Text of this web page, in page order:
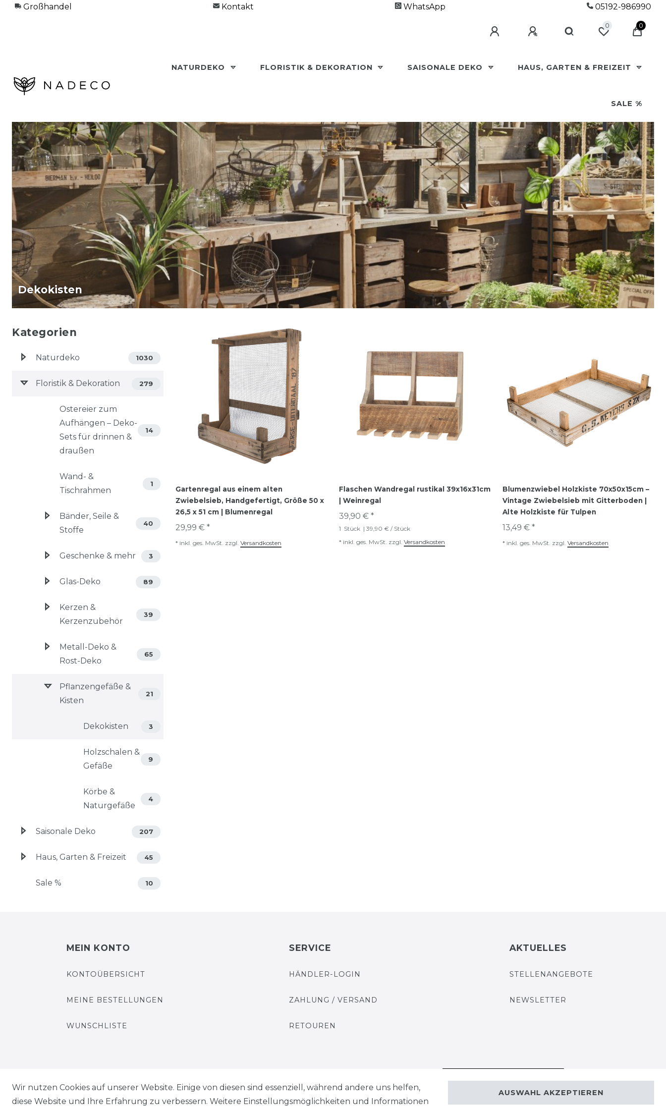
Großhandel Kontakt WhatsApp 05192-986990
0 0
NATURDEKO FLORISTIK & DEKORATION SAISONALE DEKO HAUS, GARTEN & FREIZEIT
SALE %
Dekokisten
Kategorien
Naturdeko 1030
Floristik & Dekoration 279
Ostereier zum
Aufhängen – Deko-
Sets für drinnen &
draußen
14
Wand- &
Tischrahmen
1
Bänder, Seile &
Stoffe
40
Geschenke & mehr 3
Glas-Deko 89
Kerzen &
Kerzenzubehör
39
Metall-Deko &
Rost-Deko
65
Pflanzengefäße &
Kisten
21
Dekokisten 3
Holzschalen &
Gefäße
9
Körbe &
Naturgefäße
4
Saisonale Deko 207
Haus, Garten & Freizeit 45
Sale % 10
Gartenregal aus einem alten
Zwiebelsieb, Handgefertigt, Größe 50 x
26,5 x 51 cm | Blumenregal
29,99 € *
* inkl. ges. MwSt. zzgl. Versandkosten
Flaschen Wandregal rustikal 39x16x31cm
| Weinregal
39,90 € *
1 Stück | 39,90 € / Stück
* inkl. ges. MwSt. zzgl. Versandkosten
Blumenzwiebel Holzkiste 70x50x15cm –
Vintage Zwiebelsieb mit Gitterboden |
Alte Holzkiste für Tulpen
13,49 € *
* inkl. ges. MwSt. zzgl. Versandkosten
MEIN KONTO
KONTOÜBERSICHT
MEINE BESTELLUNGEN
WUNSCHLISTE
SERVICE
HÄNDLER-LOGIN
ZAHLUNG / VERSAND
RETOUREN
AKTUELLES
STELLENANGEBOTE
NEWSLETTER
Impressum Daten­schutz­erklärung AGB Widerrufs­recht
VERTRAG WIDERRUFEN
Wir nutzen Cookies auf unserer Website. Einige von diesen sind essenziell, während andere uns helfen,
diese Website und Ihre Erfahrung zu verbessern. Weitere Einstellungsmöglichkeiten und Informationen
AUSWAHL AKZEPTIEREN